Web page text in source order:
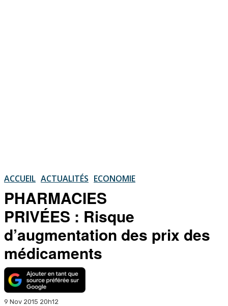
ACCUEIL ACTUALITÉS ECONOMIE
PHARMACIES
PRIVÉES : Risque
d’augmentation des prix des
médicaments
9 Nov 2015 20h12